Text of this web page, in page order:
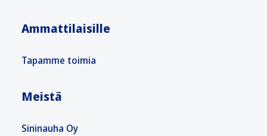
Ammattilaisille
Tapamme toimia
Meistä
Sininauha Oy